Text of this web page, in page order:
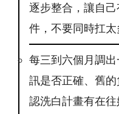
逐步整合，讓自
件，不要同時扛太
每三到六個月調
訊是否正確、舊
認洗白計畫有在往